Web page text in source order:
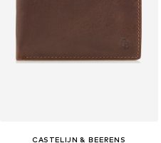
CASTELIJN & BEERENS